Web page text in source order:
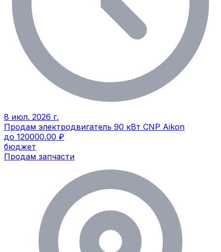
8 июл. 2026 г.
Продам электродвигатель 90 кВт CNP Aikon
до 120000.00 ₽
бюджет
Продам запчасти